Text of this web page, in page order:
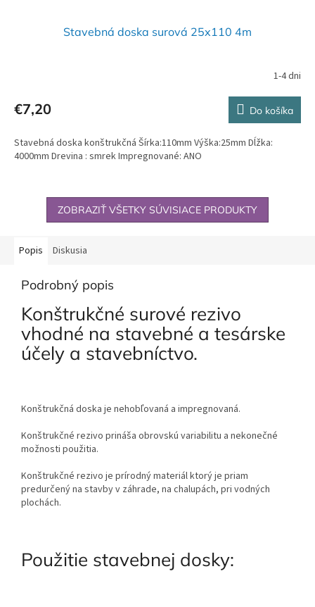
Stavebná doska surová 25x110 4m
1-4 dni
€7,20 Do košíka
Stavebná doska konštrukčná Šírka:110mm Výška:25mm Dĺžka:
4000mm Drevina : smrek Impregnované: ANO
ZOBRAZIŤ VŠETKY SÚVISIACE PRODUKTY
Popis Diskusia
Podrobný popis
Konštrukčné surové rezivo
vhodné na stavebné a tesárske
účely a stavebníctvo.
Konštrukčná doska je nehobľovaná a impregnovaná.
Konštrukčné rezivo prináša obrovskú variabilitu a nekonečné
možnosti použitia.
Konštrukčné rezivo je prírodný materiál ktorý je priam
predurčený na stavby v záhrade, na chalupách, pri vodných
plochách.
Použitie stavebnej dosky: